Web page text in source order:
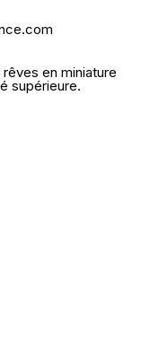
en miniature
supérieure.